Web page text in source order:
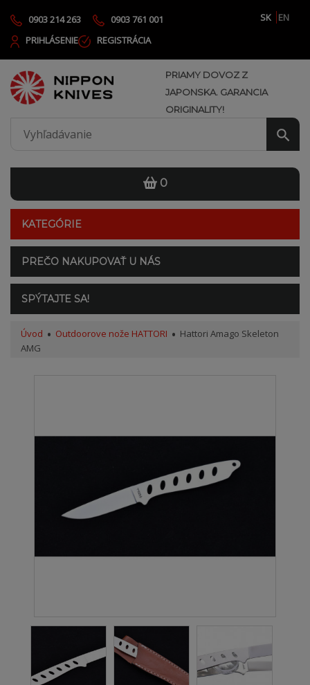
0903 214 263 0903 761 001 SK
EN
PRIHLÁSENIE
REGISTRÁCIA
PRIAMY DOVOZ Z
JAPONSKA. GARANCIA
ORIGINALITY!
0
KATEGÓRIE
PREČO NAKUPOVAŤ U NÁS
SPÝTAJTE SA!
Úvod Outdoorove nože HATTORI
Hattori Amago Skeleton
AMG